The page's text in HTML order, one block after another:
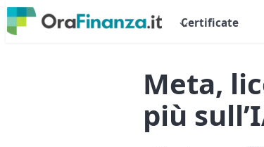
Certificate
Meta,
più